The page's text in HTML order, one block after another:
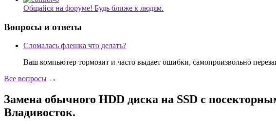
Общайся на форуме! Будь ближе к людям.
Вопросы и ответы
Сломалась флешка что делать?
Ваш компьютер тормозит и часто выдает ошибки, самопроизвольно
Все вопросы →
Замена обычного HDD диска на SSD с
Владивосток.